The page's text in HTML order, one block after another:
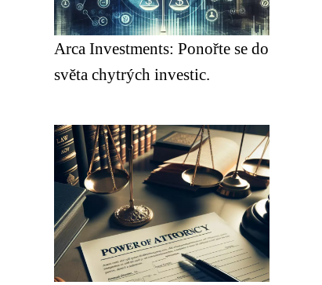
Arca Investments: Ponořte se do
světa chytrých investic.